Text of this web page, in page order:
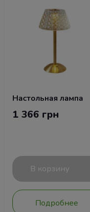
Настольная лампа
1 366 грн
В корзину
Подробнее